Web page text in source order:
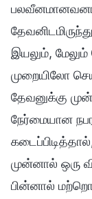
இயலும்,
முறையிலோ
தேவனுக்கு
நேர்மையான
முன்னால் ஒரு
பின்னால்